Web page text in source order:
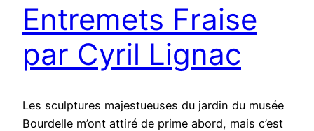
Entremets Fraise
par Cyril Lignac
Les sculptures majestueuses du jardin du musée
Bourdelle m’ont attiré de prime abord, mais c’est